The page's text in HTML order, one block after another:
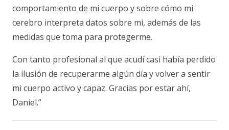
comportamiento de mi cuerpo y sobre cómo mi
cerebro interpreta datos sobre mi, además de las
medidas que toma para protegerme.
Con tanto profesional al que acudí casi había perdido
la ilusión de recuperarme algún día y volver a sentir
mi cuerpo activo y capaz. Gracias por estar ahí,
Daniel.”